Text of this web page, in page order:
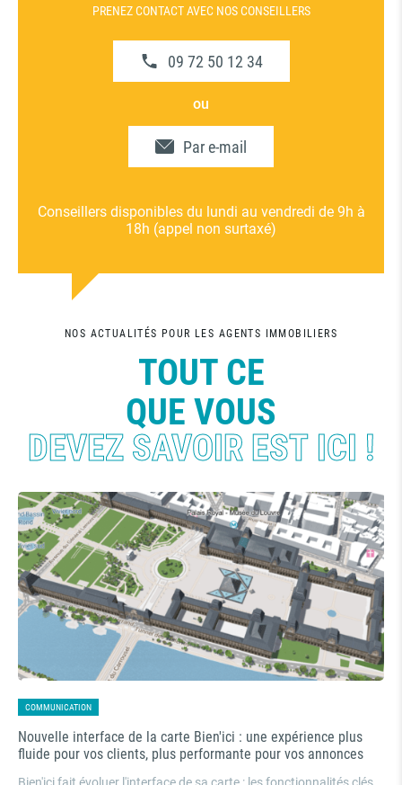
PRENEZ CONTACT AVEC NOS CONSEILLERS
09 72 50 12 34
ou
Par e-mail
Conseillers disponibles du lundi au vendredi de 9h à
18h (appel non surtaxé)
NOS ACTUALITÉS POUR LES AGENTS IMMOBILIERS
TOUT CE
QUE VOUS
DEVEZ SAVOIR EST ICI !
COMMUNICATION
Nouvelle interface de la carte Bien'ici : une expérience plus
fluide pour vos clients, plus performante pour vos annonces